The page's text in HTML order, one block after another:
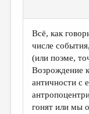
Всё, как
числе
(или поэме,
Возрождение
античности с
гонят или мы